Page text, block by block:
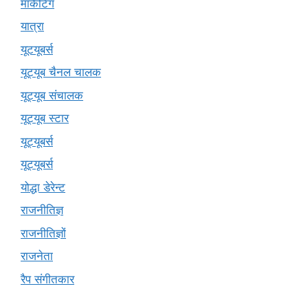
मार्केटिंग
यात्रा
यूटयूबर्स
यूट्यूब चैनल चालक
यूट्यूब संचालक
यूट्यूब स्टार
यूट्‍यूबर्स
यूट्यूबर्स
योद्धा डेरेन्ट
राजनीतिज्ञ
राजनीतिज्ञों
राजनेता
रैप संगीतकार